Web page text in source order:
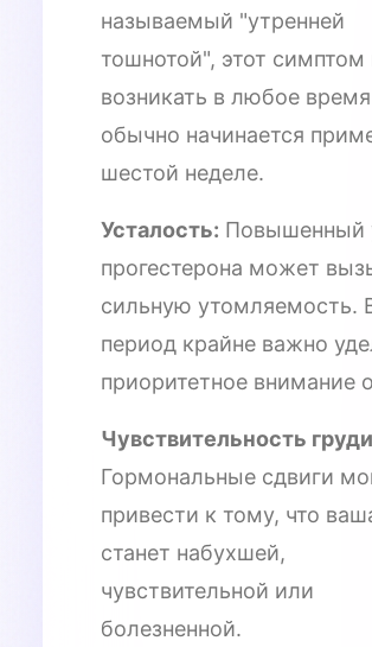
называемый "утренней
тошнотой", этот
возникать в любое
обычно начинается
шестой неделе.
Усталость: Повышенный
прогестерона может
сильную утомляемость.
период крайне важно
приоритетное внимание
Чувствительность
Гормональные сдвиги
привести к тому, что
станет набухшей,
чувствительной или
болезненной.